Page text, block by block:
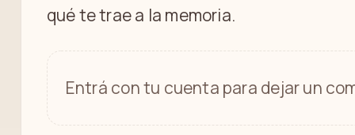
qué te trae a la memoria.
Entrá con tu cuenta para dejar un